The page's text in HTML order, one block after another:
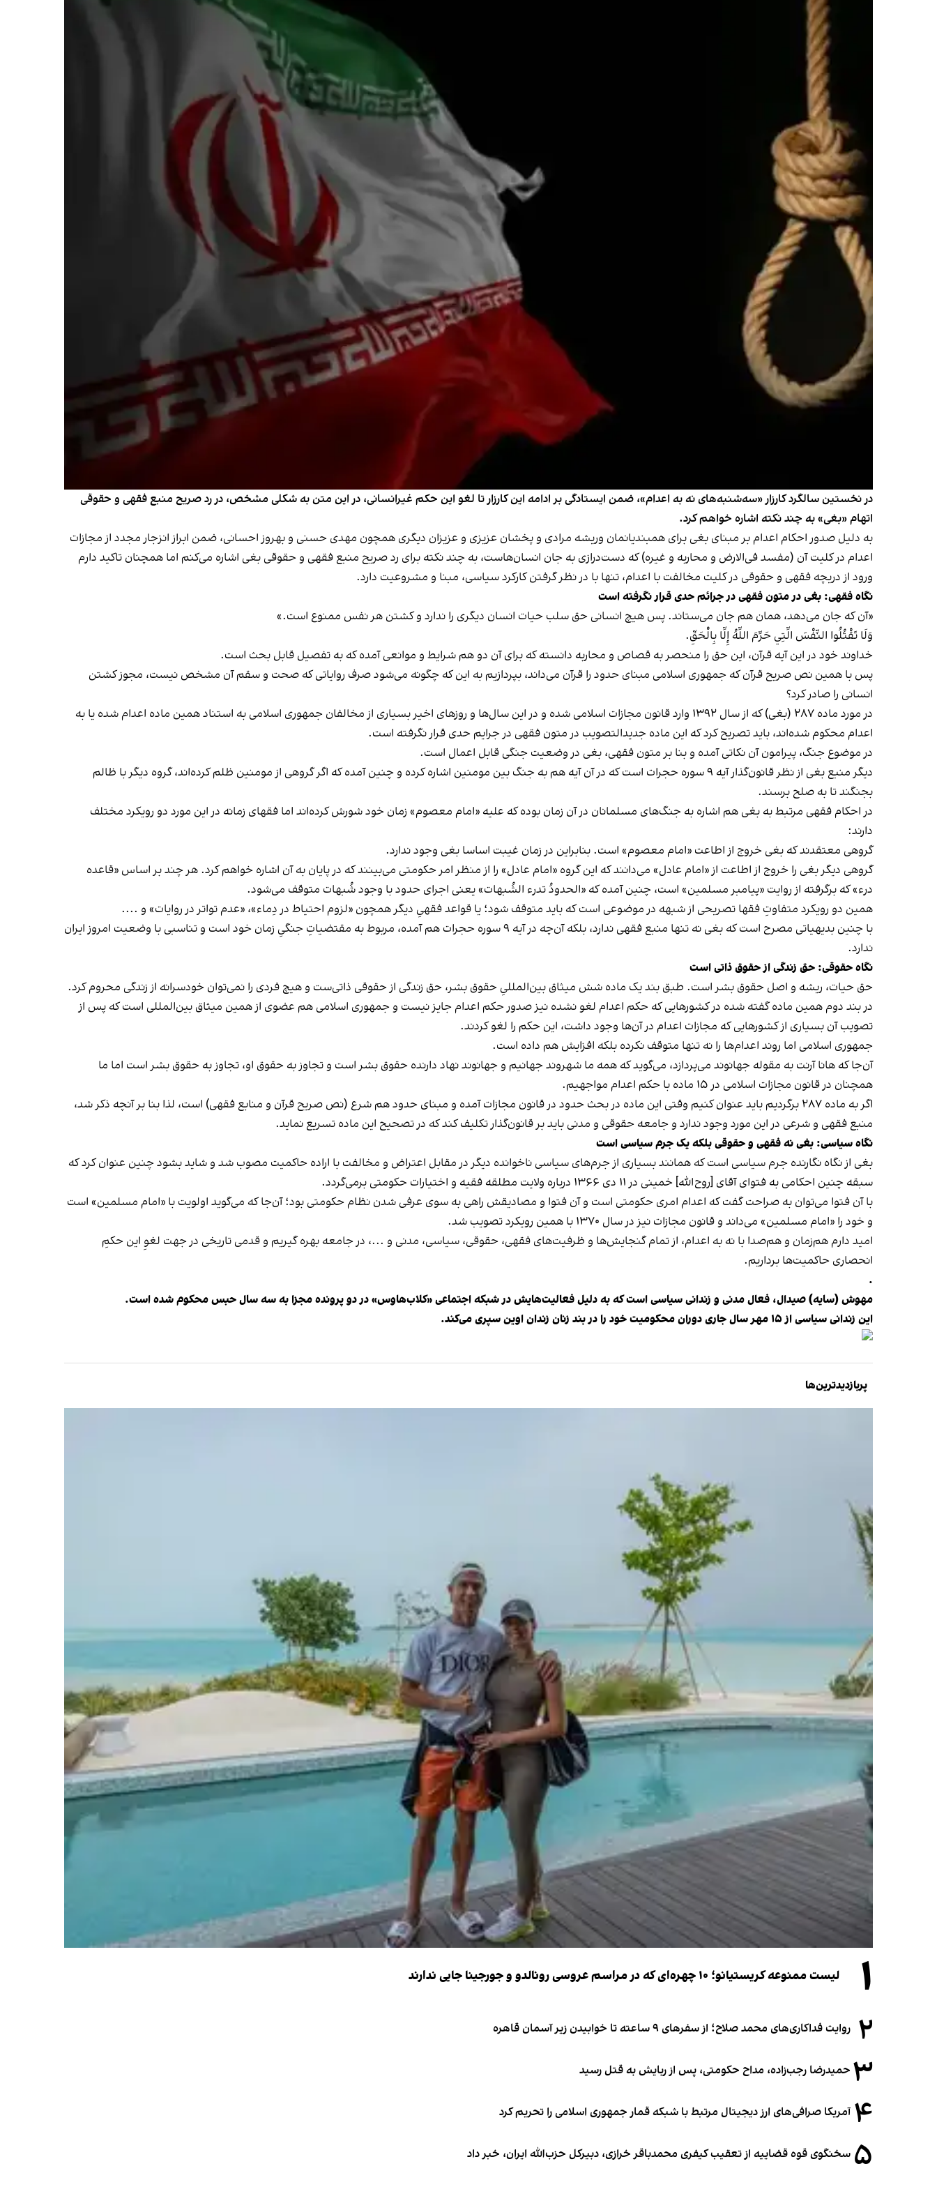
در نخستین سالگرد کارزار «سه‌شنبه‌های نه به اعدام»، ضمن ایستادگی بر ادامه این کارزار تا لغو این حکم غیر‌انسانی، در این متن به شکلی مشخص، در رد صریح منبع فقهی و حقوقی
اتهام «بغی» به چند نکته اشاره خواهم کرد.
به دلیل صدور احکام اعدام بر مبنای بغی برای همبندیانمان وریشه مرادی و پخشان عزیزی و عزیزان دیگری همچون مهدی حسنی و بهروز احسانی، ضمن ابراز انزجار مجدد از مجازات
اعدام در کلیت آن (مفسد فی‌الارض و محاربه و غیره) که دست‌درازی به جان انسان‌هاست، به چند نکته برای رد صریح منبع فقهی و حقوقی بغی اشاره می‌کنم اما همچنان تاکید دارم
ورود از دریچه فقهی و حقوقی در کلیت مخالفت با اعدام، تنها با در نظر گرفتن کارکرد سیاسی، مبنا و مشروعیت دارد.
نگاه فقهی: بغی در متون فقهی در جرائم حدی قرار نگرفته است
«آن که جان می‌دهد، همان هم جان می‌ستاند. پس هیچ انسانی حق سلب حیات انسان دیگری را ندارد و کشتن هر نفس ممنوع است.»
وَلَا تَقْتُلُوا النَّفْسَ الَّتِي حَرَّمَ اللَّهُ إِلَّا بِالْحَقِّ.
خداوند خود در این آیه قرآن، این حق را منحصر به قصاص و محاربه دانسته که برای آن دو هم شرایط و موانعی آمده که به تفصیل قابل بحث است.
پس با همین نص صریح قرآن که جمهوری اسلامی مبنای حدود را قرآن می‌داند، بپردازیم به این که چگونه می‌شود صرف روایاتی که صحت و سقم آن مشخص نیست، مجوز کشتن
انسانی را صادر کرد؟
در مورد ماده ۲۸۷ (بغی) که از سال ۱۳۹۲ وارد قانون مجازات اسلامی شده و در این سال‌ها و روزهای اخیر بسیاری از مخالفان جمهوری اسلامی به استناد همین ماده اعدام شده یا به
اعدام محکوم شده‌اند، باید تصریح کرد که این ماده جدیدالتصویب در متون فقهی در جرایم حدی قرار نگرفته است.
در موضوع جنگ، پیرامون آن نکاتی آمده و بنا بر متون فقهی، بغی در وضعیت جنگی قابل اعمال است.
دیگر منبع بغی از نظر قانون‌گذار آیه ۹ سوره حجرات است که در آن آیه هم به جنگ بین مومنین اشاره کرده و چنین آمده که اگر گروهی از مومنین ظلم کرده‌اند، گروه دیگر با ظالم
بجنگند تا به صلح برسند.
در احکام فقهی مرتبط به بغی هم اشاره به جنگ‌های مسلمانان در آن زمان بوده که علیه «امام معصوم» زمان خود شورش کرده‌اند اما فقهای زمانه در این مورد دو رویکرد مختلف
دارند:
گروهی معتقدند که بغی خروج از اطاعت «امام معصوم» است. بنابراین در زمان غیبت اساسا بغی وجود ندارد.
گروهی دیگر بغی را خروج از اطاعت از «امام عادل» می‌دانند که این گروه «امام عادل» را از منظر امر حکومتی می‌بینند که در پایان به آن اشاره خواهم کرد. هر چند بر اساس «قاعده
درء» که برگرفته از روایت «پیامبر مسلمین» است، چنین آمده که «الحدودُ تدرء الشُبهات» یعنی اجرای حدود با وجود شُبهات متوقف می‌شود.
همین دو رویکرد متفاوتِ فقها تصریحی از شبهه در موضوعی است که باید متوقف شود؛ یا قواعد فقهیِ دیگر همچون «لزوم احتیاط در دِماء»، «عدم تواتر در روایات» و ....
با چنین بدیهیاتی مصرح است که بغی نه تنها منبع فقهی ندارد، بلکه آن‌چه در آیه ۹ سوره حجرات هم آمده، مربوط به مقتضیاتِ جنگیِ زمان خود است و تناسبی با وضعیت امروز ایران
ندارد.
نگاه حقوقی: حق زندگی از حقوق ذاتی است
حق حیات، ریشه و اصل حقوق بشر است. طبق بند یک ماده شش میثاق بین‌المللیِ حقوق بشر، حق زندگی از حقوقی ذاتی‌ست و هیچ فردی را نمی‌توان خودسرانه از زندگی محروم کرد.
در بند دوم همین ماده گفته شده در کشورهایی که حکم اعدام لغو نشده نیز صدور حکم اعدام جایز نیست و جمهوری اسلامی هم عضوی از همین میثاق بین‌المللی است که پس از
تصویب آن بسیاری از کشورهایی که مجازات اعدام در آن‌ها وجود داشت، این حکم را لغو کردند.
جمهوری اسلامی اما روند اعدام‌ها را نه‌ تنها متوقف نکرده بلکه افزایش هم داده است.
آن‌جا که هانا آرنت به مقوله جهانوند می‌پردازد، می‌گوید که همه ما شهروند جهانیم و جهانوند نهاد دارنده حقوق بشر است و تجاوز به حقوق او، تجاوز به حقوق بشر است اما ما
همچنان در قانون مجازات اسلامی در ۱۵ ماده با حکم اعدام مواجهیم.
اگر به ماده ۲۸۷ برگردیم باید عنوان کنیم وقتی این ماده در بحث حدود در قانون مجازات آمده و مبنای حدود هم شرع (نص صریح قرآن و منابع فقهی) است، لذا بنا بر آنچه ذکر شد،
منبع فقهی و شرعی در این مورد وجود ندارد و جامعه حقوقی و مدنی باید بر قانون‌گذار تکلیف کند که در تصحیح این ماده تسریع نماید.
نگاه سیاسی: بغی نه فقهی و حقوقی بلکه یک جرم سیاسی است
بغی از نگاه نگارنده جرم سیاسی است که همانند بسیاری از جرم‌های سیاسی ناخوانده دیگر در مقابل اعتراض و مخالفت با اراده حاکمیت مصوب شد و شاید بشود چنین عنوان کرد که
سبقه چنین احکامی به فتوای آقای [روح‌الله] خمینی در ۱۱ دی ۱۳۶۶ درباره ولایت مطلقه فقیه و اختیارات حکومتی برمی‌گردد.
با آن فتوا می‌توان به صراحت گفت که اعدام امری حکومتی است و آن فتوا و مصادیقش راهی به سوی عرفی شدن نظام حکومتی بود؛ آن‌جا که می‌گوید اولویت با «امام مسلمین» است
و خود را «امام مسلمین» می‌داند و قانون مجازات نیز در سال ۱۳۷۰ با همین رویکرد تصویب شد.
امید دارم هم‌زمان و هم‌صدا با نه به اعدام، از تمام گنجایش‌ها و ظرفیت‌های فقهی، حقوقی، سیاسی، مدنی و ...، در جامعه بهره گیریم و قدمی تاریخی در جهت لغوِ این حکمِ
انحصاری حاکمیت‌ها برداریم.
.
مهوش (سایه) صیدال، فعال مدنی و زندانی سیاسی است که به دلیل فعالیت‌هایش در شبکه اجتماعی «کلاب‌هاوس» در دو پرونده مجزا به سه سال حبس محکوم شده است.
این زندانی سیاسی از ۱۵ مهر سال جاری دوران محکومیت خود را در بند زنان زندان اوین سپری می‌کند.
پربازدیدترین‌ها
۱ لیست ممنوعه کریستیانو؛ ۱۰ چهره‌ای که در مراسم عروسی رونالدو و جورجینا جایی ندارند
۲ روایت فداکاری‌های محمد صلاح؛ از سفرهای ۹ ساعته تا خوابیدن زیر آسمان قاهره
۳ حمیدرضا رجب‌زاده، مداح حکومتی، پس از ربایش به قتل رسید
۴ آمریکا صرافی‌های ارز دیجیتال مرتبط با شبکه قمار جمهوری اسلامی را تحریم کرد
۵ سخنگوی قوه قضاییه از تعقیب کیفری محمدباقر خرازی، دبیر‌کل حزب‌الله ایران، خبر داد